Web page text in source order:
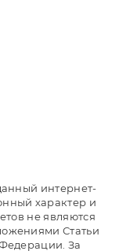
интернет-
характер и
не являются
Статьи
За